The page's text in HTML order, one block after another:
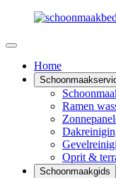
Home
Ramen
Oprit &
Schoonmaakgids